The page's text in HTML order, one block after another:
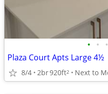
• • •
Plaza Court Apts Large 4½
8/4 2br920ft2 Next to